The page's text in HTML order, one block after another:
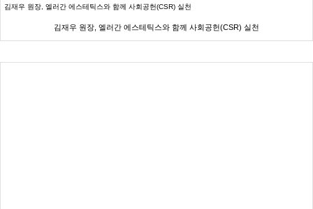
김재우 원장, 엘러간 에스테틱스와 함께 사회공헌(CSR) 실천
김재우 원장, 엘러간 에스테틱스와 함께 사회공헌(CSR) 실천